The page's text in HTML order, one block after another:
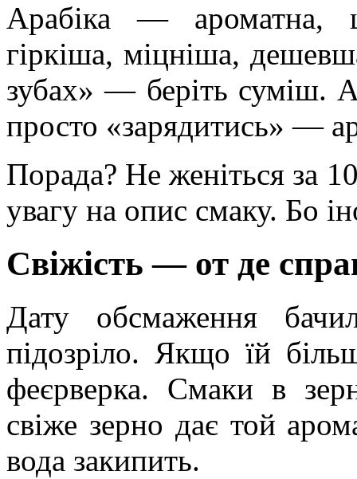
Арабіка — ароматна,
гіркіша, міцніша,
зубах» — беріть суміш.
просто «зарядитись» —
Порада? Не женіться за
увагу на опис смаку. Бо
Свіжість — от де
Дату обсмаження
підозріло. Якщо їй
феєрверка. Смаки в
свіже зерно дає той
вода закипить.